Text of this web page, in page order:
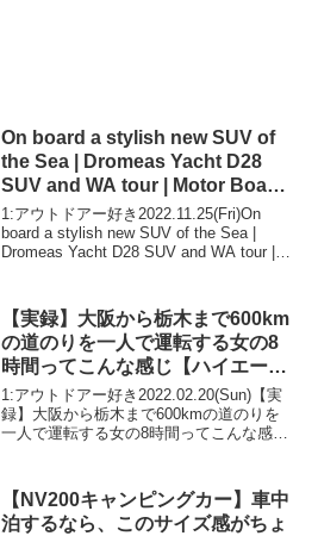
On board a stylish new SUV of
the Sea | Dromeas Yacht D28
SUV and WA tour | Motor Boat
& Yachting
1:アウトドアー好き2022.11.25(Fri)On
board a stylish new SUV of the Sea |
Dromeas Yacht D28 SUV and WA tour |
【実録】大阪から栃木まで600km
の道のりを一人で運転する女の8
時間ってこんな感じ【ハイエース
キャンピングカー】
1:アウトドアー好き2022.02.20(Sun)【実
録】大阪から栃木まで600kmの道のりを
一人で運転する女の8時間ってこんな感じ
アウトドアー好き2022.02.2...
【NV200キャンピングカー】車中
泊するなら、このサイズ感がちょ